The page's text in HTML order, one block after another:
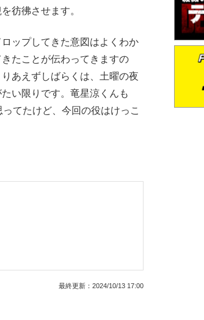
彷彿させます。
ップしてきた意図はよくわか
たことが伝わってきますの
あえずしばらくは、土曜の夜
い限りです。竜星涼くんも
てたけど、今回の役はけっこ
最終更新： 2024/10/13 17:00